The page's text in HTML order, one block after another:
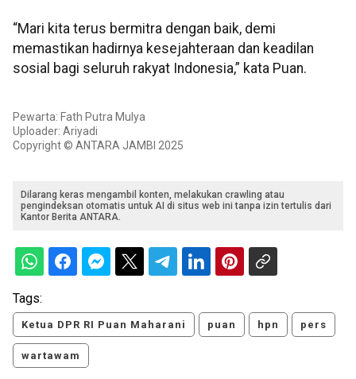
“Mari kita terus bermitra dengan baik, demi
memastikan hadirnya kesejahteraan dan keadilan
sosial bagi seluruh rakyat Indonesia,” kata Puan.
Pewarta: Fath Putra Mulya
Uploader: Ariyadi
Copyright © ANTARA JAMBI 2025
Dilarang keras mengambil konten, melakukan crawling atau
pengindeksan otomatis untuk AI di situs web ini tanpa izin tertulis dari
Kantor Berita ANTARA.
Tags:
Ketua DPR RI Puan Maharani puan hpn pers
wartawam